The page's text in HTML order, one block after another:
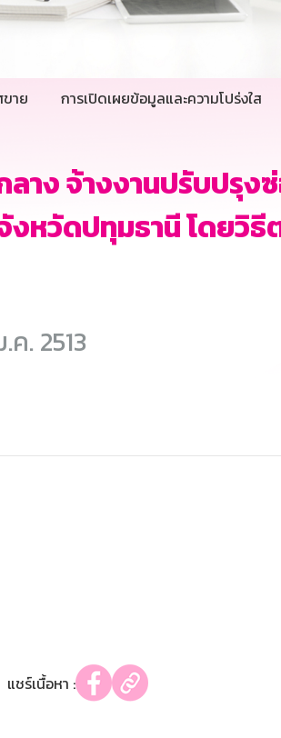
าย การเปิดเผยข้อมูลและความโปร่งใส
ลาง จ้างงานปรับปรุ
งหวัดปทุมธานี โดยวิธี
. 2513
แชร์เนื้อหา :